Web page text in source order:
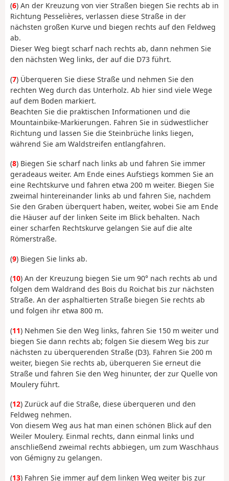
(6) An der Kreuzung von vier Straßen biegen Sie rechts ab in
Richtung Pesselières, verlassen diese Straße in der
nächsten großen Kurve und biegen rechts auf den Feldweg
ab.
Dieser Weg biegt scharf nach rechts ab, dann nehmen Sie
den nächsten Weg links, der auf die D73 führt.
(7) Überqueren Sie diese Straße und nehmen Sie den
rechten Weg durch das Unterholz. Ab hier sind viele Wege
auf dem Boden markiert.
Beachten Sie die praktischen Informationen und die
Mountainbike-Markierungen. Fahren Sie in südwestlicher
Richtung und lassen Sie die Steinbrüche links liegen,
während Sie am Waldstreifen entlangfahren.
(8) Biegen Sie scharf nach links ab und fahren Sie immer
geradeaus weiter. Am Ende eines Aufstiegs kommen Sie an
eine Rechtskurve und fahren etwa 200 m weiter. Biegen Sie
zweimal hintereinander links ab und fahren Sie, nachdem
Sie den Graben überquert haben, weiter, wobei Sie am Ende
die Häuser auf der linken Seite im Blick behalten. Nach
einer scharfen Rechtskurve gelangen Sie auf die alte
Römerstraße.
(9) Biegen Sie links ab.
(10) An der Kreuzung biegen Sie um 90° nach rechts ab und
folgen dem Waldrand des Bois du Roichat bis zur nächsten
Straße. An der asphaltierten Straße biegen Sie rechts ab
und folgen ihr etwa 800 m.
(11) Nehmen Sie den Weg links, fahren Sie 150 m weiter und
biegen Sie dann rechts ab; folgen Sie diesem Weg bis zur
nächsten zu überquerenden Straße (D3). Fahren Sie 200 m
weiter, biegen Sie rechts ab, überqueren Sie erneut die
Straße und fahren Sie den Weg hinunter, der zur Quelle von
Moulery führt.
(12) Zurück auf die Straße, diese überqueren und den
Feldweg nehmen.
Von diesem Weg aus hat man einen schönen Blick auf den
Weiler Moulery. Einmal rechts, dann einmal links und
anschließend zweimal rechts abbiegen, um zum Waschhaus
von Gémigny zu gelangen.
(13) Fahren Sie immer auf dem linken Weg weiter bis zur